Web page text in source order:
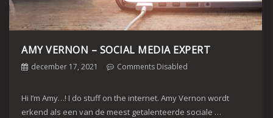
AMY VERNON – SOCIAL MEDIA EXPERT
december 17, 2021 Comments Disabled
Hi I’m Amy…! I do stuff on the internet. Amy Vernon wordt
erkend als een van de meest getalenteerde sociale …